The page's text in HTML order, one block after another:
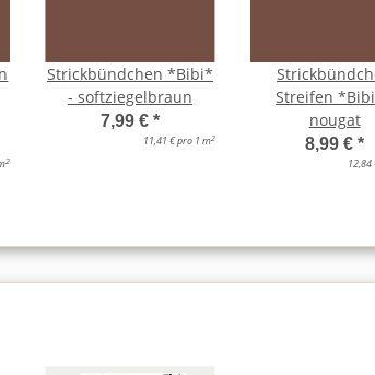
2
Strickbündchen *Bibi*
- softziegelbraun
7,99 € *
11,41 € pro 1 m2
Streifen
nougat
8,99 €*
12,84